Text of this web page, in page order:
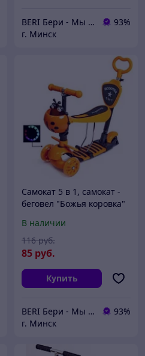
BERI Бери - Мы ненавидим демпинг, но нас вынуждают конкуренты
93%
г. Минск
Самокат 5 в 1, самокат -
беговел "Божья коровка"
Scooter, беговел,
оранжевый 4110
В наличии
85 руб.
116 руб.
Купить
BERI Бери - Мы ненавидим демпинг, но нас вынуждают конкуренты
93%
г. Минск